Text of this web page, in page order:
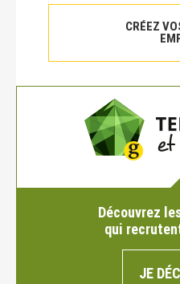
CRÉEZ
Découvrez
qui
JE